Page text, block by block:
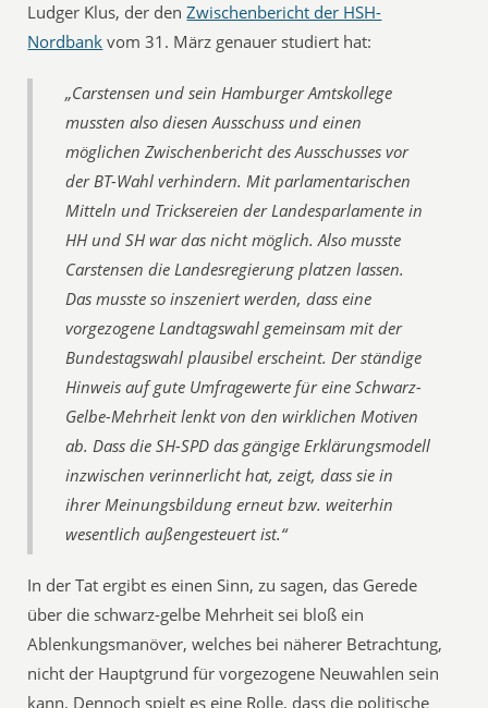
Ludger Klus, der denZwischenbericht der HSH-
Nordbank vom 31. März genauer studiert hat:
„Carstensen und sein Hamburger Amtskollege
mussten also diesen Ausschuss und einen
möglichen Zwischenbericht des Ausschusses vor
der BT-Wahl verhindern. Mit parlamentarischen
Mitteln und Tricksereien der Landesparlamente in
HH und SH war das nicht möglich. Also musste
Carstensen die Landesregierung platzen lassen.
Das musste so inszeniert werden, dass eine
vorgezogene Landtagswahl gemeinsam mit der
Bundestagswahl plausibel erscheint. Der ständige
Hinweis auf gute Umfragewerte für eine Schwarz-
Gelbe-Mehrheit lenkt von den wirklichen Motiven
ab. Dass die SH-SPD das gängige Erklärungsmodell
inzwischen verinnerlicht hat, zeigt, dass sie in
ihrer Meinungsbildung erneut bzw. weiterhin
wesentlich außengesteuert ist.“
In der Tat ergibt es einen Sinn, zu sagen, das Gerede
über die schwarz-gelbe Mehrheit sei bloß ein
Ablenkungsmanöver, welches bei näherer Betrachtung,
nicht der Hauptgrund für vorgezogene Neuwahlen sein
kann. Dennoch spielt es eine Rolle, dass die politische